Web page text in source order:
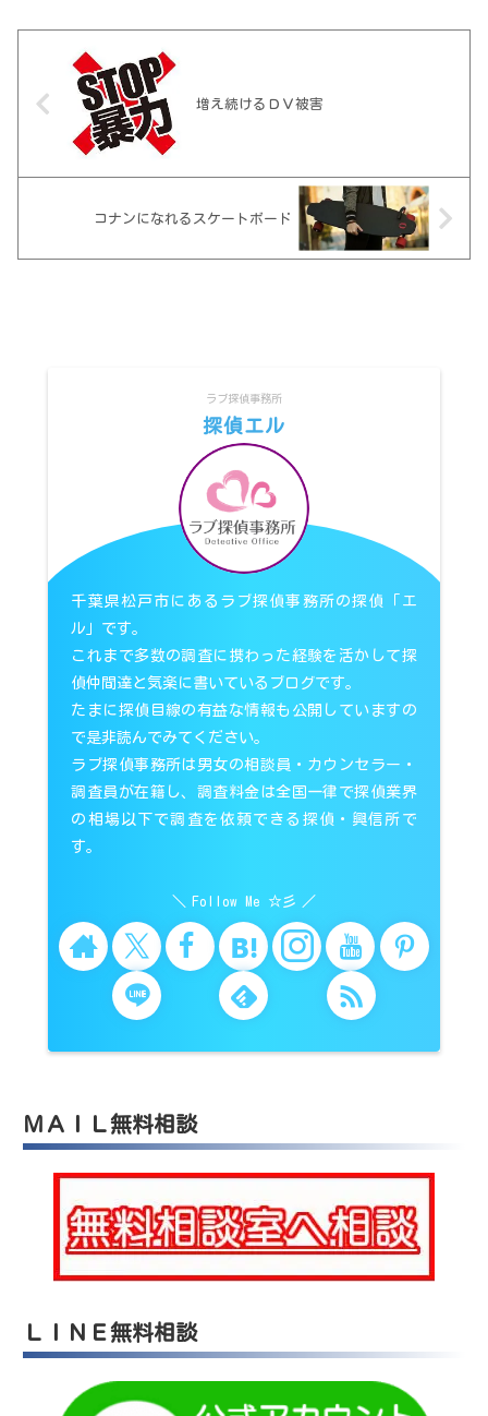
増え続けるＤＶ被害
コナンになれるスケートボード
ラブ探偵事務所
探偵エル
千葉県松戸市にあるラブ探偵事務所の探偵「エ
ル」です。
これまで多数の調査に携わった経験を活かして探
偵仲間達と気楽に書いているブログです。
たまに探偵目線の有益な情報も公開していますの
で是非読んでみてください。
ラブ探偵事務所は男女の相談員・カウンセラー・
調査員が在籍し、調査料金は全国一律で探偵業界
の相場以下で調査を依頼できる探偵・興信所で
す。
Follow Me ☆彡
ＭＡＩＬ無料相談
ＬＩＮＥ無料相談